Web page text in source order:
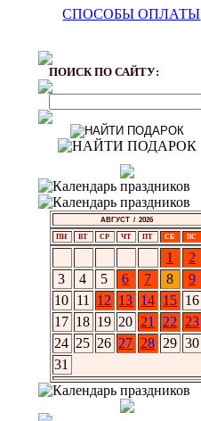
СПОСОБЫ ОПЛАТЫ
ПОИСК ПО САЙТУ:
АВГУСТ / 2026
ПН ВТ СР ЧТ ПТ СБ ВС
1
2
3
4 5 6 7 8
9
10 11 12 13 14 15 16
17 18 19 20 21 22
23
24 25 26 27 28 29 30
31